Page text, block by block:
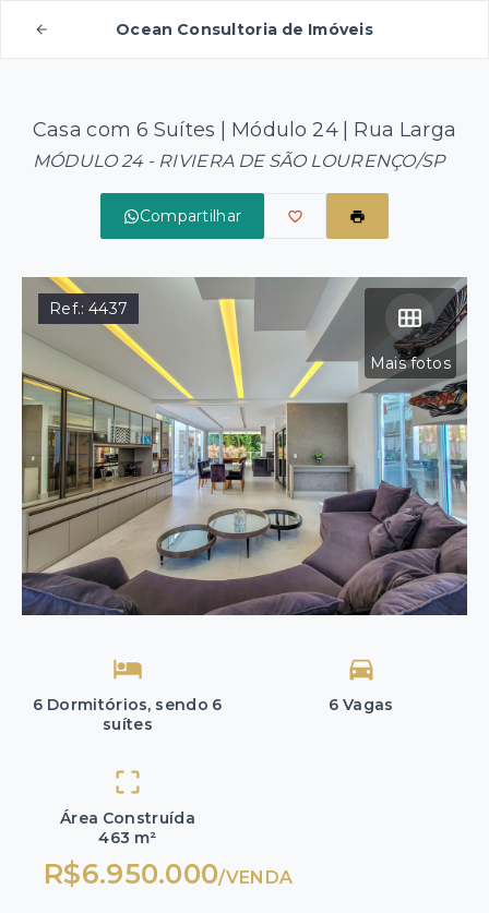
Ocean Consultoria de Imóveis
Casa com 6 Suítes | Módulo 24 | Rua Larga
MÓDULO 24 - RIVIERA DE SÃO LOURENÇO/SP
Compartilhar
Mais fotos
Ref.:4437
6 Dormitórios, sendo 6
suítes
6 Vagas
Área Construída
463 m²
R$6.950.000/VENDA